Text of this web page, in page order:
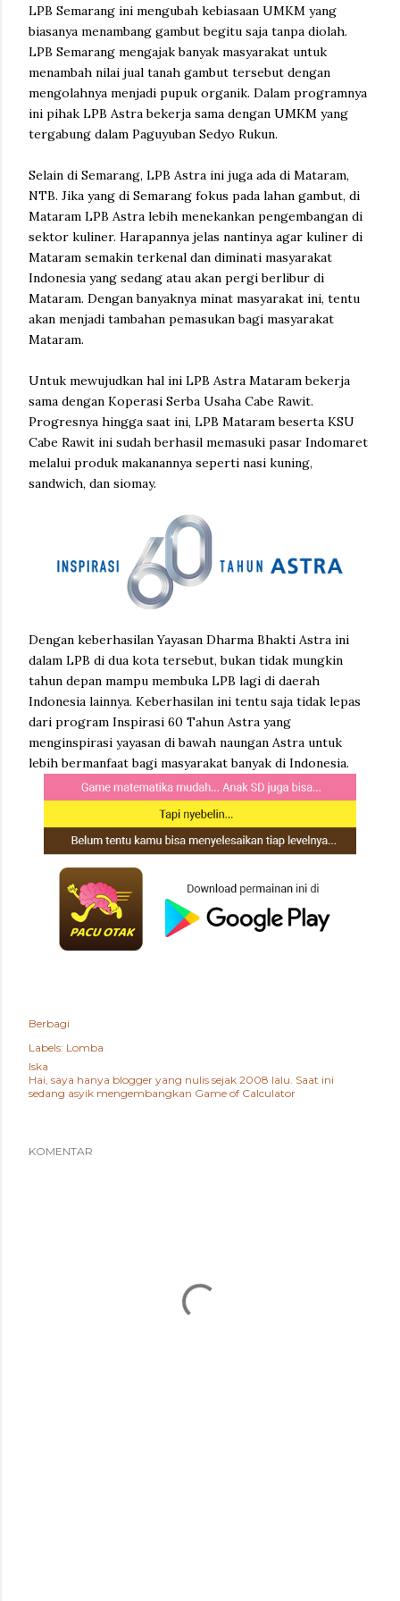
LPB Semarang ini mengubah kebiasaan UMKM yang
biasanya menambang gambut begitu saja tanpa diolah.
LPB Semarang mengajak banyak masyarakat untuk
menambah nilai jual tanah gambut tersebut dengan
mengolahnya menjadi pupuk organik. Dalam programnya
ini pihak LPB Astra bekerja sama dengan UMKM yang
tergabung dalam Paguyuban Sedyo Rukun.
Selain di Semarang, LPB Astra ini juga ada di Mataram,
NTB. Jika yang di Semarang fokus pada lahan gambut, di
Mataram LPB Astra lebih menekankan pengembangan di
sektor kuliner. Harapannya jelas nantinya agar kuliner di
Mataram semakin terkenal dan diminati masyarakat
Indonesia yang sedang atau akan pergi berlibur di
Mataram. Dengan banyaknya minat masyarakat ini, tentu
akan menjadi tambahan pemasukan bagi masyarakat
Mataram.
Untuk mewujudkan hal ini LPB Astra Mataram bekerja
sama dengan Koperasi Serba Usaha Cabe Rawit.
Progresnya hingga saat ini, LPB Mataram beserta KSU
Cabe Rawit ini sudah berhasil memasuki pasar Indomaret
melalui produk makanannya seperti nasi kuning,
sandwich, dan siomay.
Dengan keberhasilan Yayasan Dharma Bhakti Astra ini
dalam LPB di dua kota tersebut, bukan tidak mungkin
tahun depan mampu membuka LPB lagi di daerah
Indonesia lainnya. Keberhasilan ini tentu saja tidak lepas
dari program Inspirasi 60 Tahun Astra yang
menginspirasi yayasan di bawah naungan Astra untuk
lebih bermanfaat bagi masyarakat banyak di Indonesia.
Berbagi
Labels: Lomba
Iska
Hai, saya hanya blogger yang nulis sejak 2008 lalu. Saat ini
sedang asyik mengembangkan Game of Calculator
KOMENTAR